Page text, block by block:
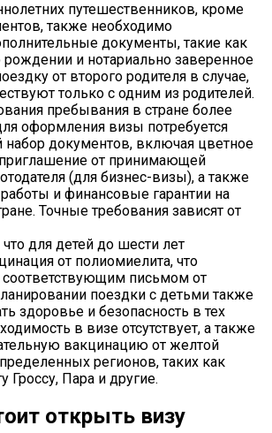
путешественников, кроме
также необходимо
документы, такие как
рождении и нотариально заверенное
от второго родителя в случае,
только с одним из родителей.
пребывания в стране более
оформления визы потребуется
набор документов, включая цветное
от принимающей
(для бизнес-визы), а также
и финансовые гарантии на
Точные требования зависят от
для детей до шести лет
от полиомиелита, что
соответствующим письмом от
поездки с детьми также
здоровье и безопасность в тех
в визе отсутствует, а также
вакцинацию от желтой
регионов, таких как
Гроссу, Пара и другие.
открыть визу